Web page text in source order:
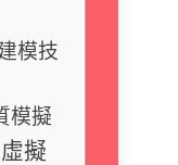
模技
模擬
擬